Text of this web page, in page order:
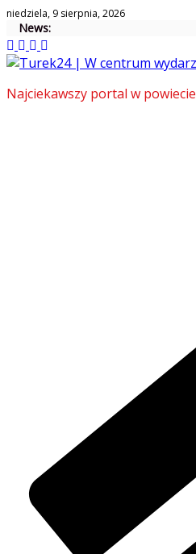
Skip
content
niedziela, 9 sierpnia, 2026
News:
Najciekawszy portal w powiecie